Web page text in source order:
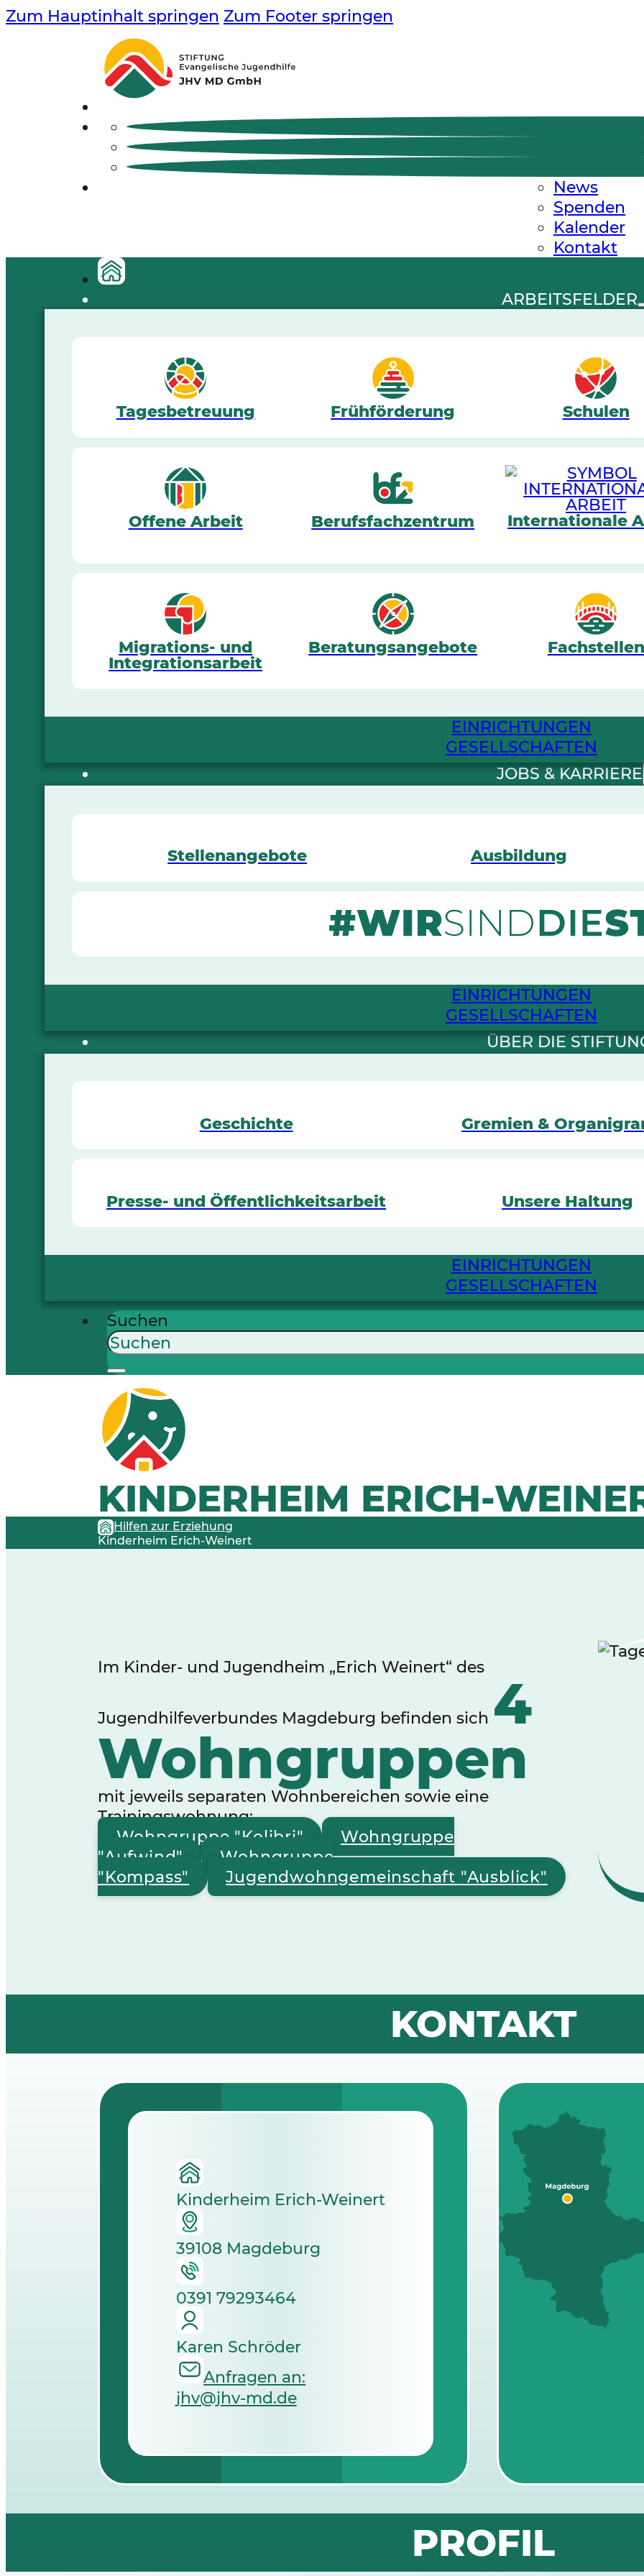
Zum Hauptinhalt springen Zum Footer springen
News
Spenden
Kalender
Kontakt
ARBEITSFELDER
Tagesbetreuung Frühförderung Schulen
Offene Arbeit Berufsfachzentrum Internationale
Migrations- und
Integrationsarbeit
Beratungsangebote Fachstellen
EINRICHTUNGEN
GESELLSCHAFTEN
JOBS & KARRIERE
Stellenangebote Ausbildung
EINRICHTUNGEN
GESELLSCHAFTEN
ÜBER DIE
Geschichte Gremien &
Presse- und Öffentlichkeitsarbeit Unsere Haltung
EINRICHTUNGEN
GESELLSCHAFTEN
Suchen
KINDERHEIM ERICH-
Hilfen zur Erziehung
Kinderheim Erich-Weinert
Im Kinder- und Jugendheim „Erich Weinert“ des
Jugendhilfeverbundes Magdeburg befinden sich 4
Wohngruppen
mit jeweils separaten Wohnbereichen sowie eine
Trainingswohnung:
Wohngruppe "Kolibri"
Wohngruppe
"Aufwind"
Wohngruppe
"Kompass"
Jugendwohngemeinschaft "Ausblick"
KONTAKT
Kinderheim Erich-Weinert
39108 Magdeburg
0391 79293464
Karen Schröder
Anfragen an:
jhv@jhv-md.de
PROFIL